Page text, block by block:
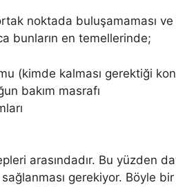
noktada buluşamaması
bunların en temellerinde;
(kimde kalması gerektiği
bakım masrafı
arasındadır. Bu yüzden
gerekiyor. Böyle